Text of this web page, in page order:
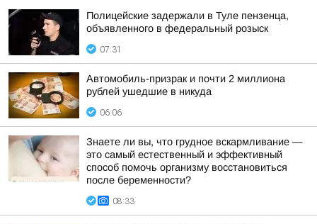
Полицейские задержали в Туле пензенца,
объявленного в федеральный розыск
07:31
Автомобиль-призрак и почти 2 миллиона
рублей ушедшие в никуда
06:06
Знаете ли вы, что грудное вскармливание —
это самый естественный и эффективный
способ помочь организму восстановиться
после беременности?
08:33